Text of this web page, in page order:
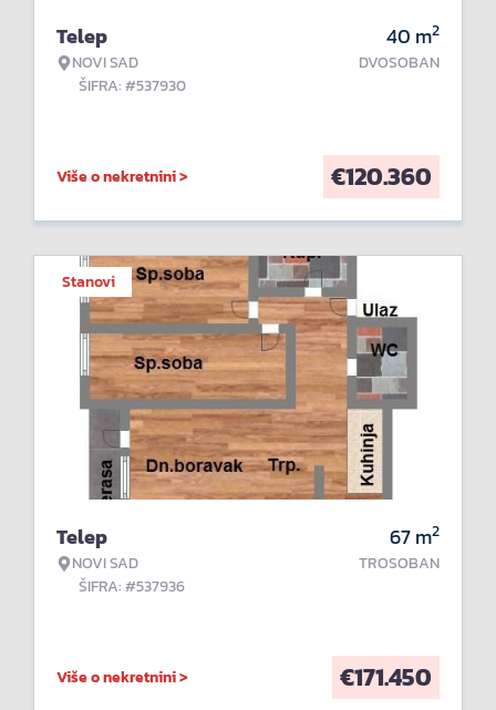
Telep
NOVI SAD
ŠIFRA: #537930
40 m2
DVOSOBAN
Više o nekretnini > €120.360
Stanovi
Telep
NOVI SAD
ŠIFRA: #537936
67m2
TROSOBAN
Više o nekretnini > €171.450